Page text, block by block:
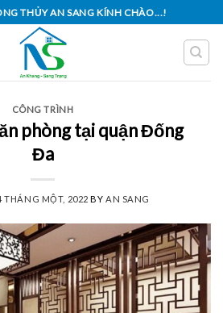
THỦY AN SANG KÍNH CHÀO...!
CÔNG TRÌNH
phòng tại quận Đống
Đa
THÁNG MỘT, 2022 BY AN SANG